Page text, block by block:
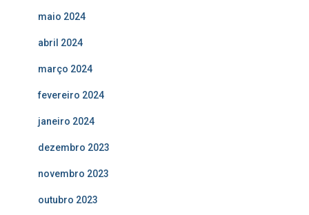
maio 2024
abril 2024
março 2024
fevereiro 2024
janeiro 2024
dezembro 2023
novembro 2023
outubro 2023